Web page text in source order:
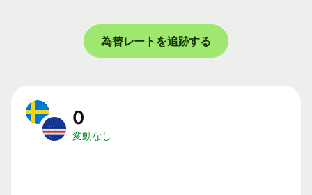
為替レートを追跡する
0
変動なし